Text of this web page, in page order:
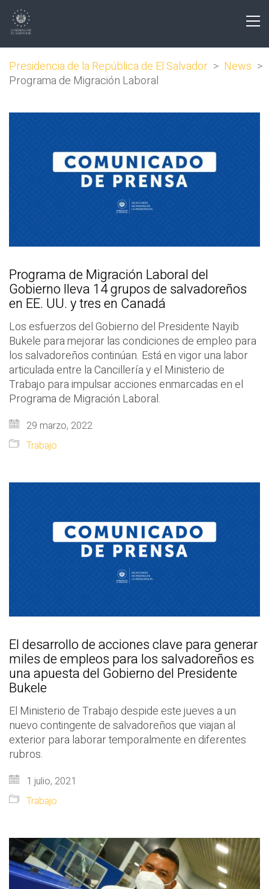
Presidencia de la República de El Salvador > News >
Programa de Migración Laboral
Programa de Migración Laboral del
Gobierno lleva 14 grupos de salvadoreños
en EE. UU. y tres en Canadá
Los esfuerzos del Gobierno del Presidente Nayib
Bukele para mejorar las condiciones de empleo para
los salvadoreños continúan. Está en vigor una labor
articulada entre la Cancillería y el Ministerio de
Trabajo para impulsar acciones enmarcadas en el
Programa de Migración Laboral.
29 marzo, 2022
Trabajo
El desarrollo de acciones clave para generar
miles de empleos para los salvadoreños es
una apuesta del Gobierno del Presidente
Bukele
El Ministerio de Trabajo despide este jueves a un
nuevo contingente de salvadoreños que viajan al
exterior para laborar temporalmente en diferentes
rubros.
1 julio, 2021
Trabajo